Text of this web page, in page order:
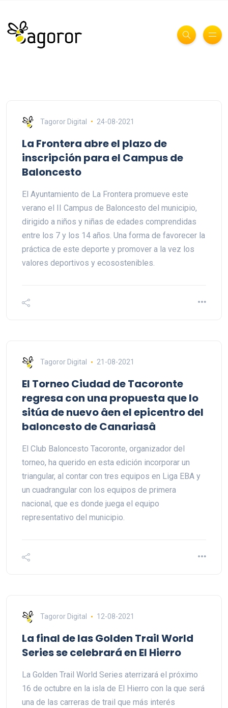
Tagoror Digital 24-08-2021
La Frontera abre el plazo de
inscripción para el Campus de
Baloncesto
El Ayuntamiento de La Frontera promueve este
verano el II Campus de Baloncesto del municipio,
dirigido a niños y niñas de edades comprendidas
entre los 7 y los 14 años. Una forma de favorecer la
práctica de este deporte y promover a la vez los
valores deportivos y ecosostenibles.
Tagoror Digital 21-08-2021
El Torneo Ciudad de Tacoronte
regresa con una propuesta que lo
sitúa de nuevo âen el epicentro del
baloncesto de Canariasâ
El Club Baloncesto Tacoronte, organizador del
torneo, ha querido en esta edición incorporar un
triangular, al contar con tres equipos en Liga EBA y
un cuadrangular con los equipos de primera
nacional, que es donde juega el equipo
representativo del municipio.
Tagoror Digital 12-08-2021
La final de las Golden Trail World
Series se celebrará en El Hierro
La Golden Trail World Series aterrizará el próximo
16 de octubre en la isla de El Hierro con la que será
una de las carreras de trail que más interés